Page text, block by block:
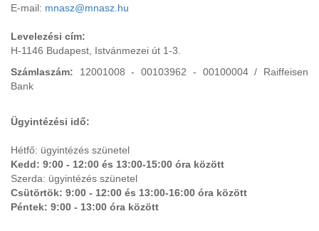
E-mail: mnasz@mnasz.hu
Levelezési cím:
H-1146 Budapest, Istvánmezei út 1-3.
Számlaszám: 12001008 - 00103962 - 00100004 / Raiffeisen
Bank
Ügyintézési idő:
Hétfő: ügyintézés szünetel
Kedd: 9:00 - 12:00 és 13:00-15:00 óra között
Szerda: ügyintézés szünetel
Csütörtök: 9:00 - 12:00 és 13:00-16:00 óra között
Péntek: 9:00 - 13:00 óra között